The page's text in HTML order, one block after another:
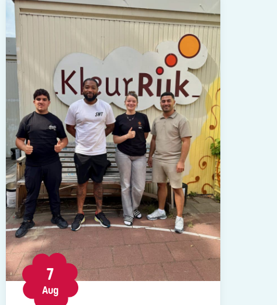
7
Aug